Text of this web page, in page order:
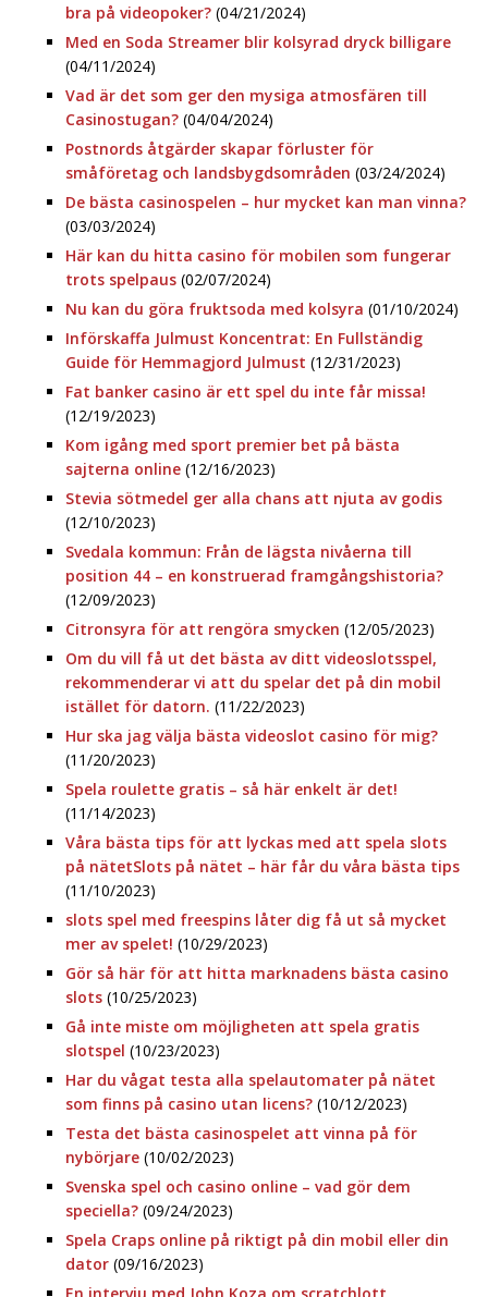
bra på videopoker? (04/21/2024)
Med en Soda Streamer blir kolsyrad dryck billigare
(04/11/2024)
Vad är det som ger den mysiga atmosfären till
Casinostugan? (04/04/2024)
Postnords åtgärder skapar förluster för
småföretag och landsbygdsområden (03/24/2024)
De bästa casinospelen – hur mycket kan man vinna?
(03/03/2024)
Här kan du hitta casino för mobilen som fungerar
trots spelpaus (02/07/2024)
Nu kan du göra fruktsoda med kolsyra (01/10/2024)
Införskaffa Julmust Koncentrat: En Fullständig
Guide för Hemmagjord Julmust (12/31/2023)
Fat banker casino är ett spel du inte får missa!
(12/19/2023)
Kom igång med sport premier bet på bästa
sajterna online (12/16/2023)
Stevia sötmedel ger alla chans att njuta av godis
(12/10/2023)
Svedala kommun: Från de lägsta nivåerna till
position 44 – en konstruerad framgångshistoria?
(12/09/2023)
Citronsyra för att rengöra smycken (12/05/2023)
Om du vill få ut det bästa av ditt videoslotsspel,
rekommenderar vi att du spelar det på din mobil
istället för datorn. (11/22/2023)
Hur ska jag välja bästa videoslot casino för mig?
(11/20/2023)
Spela roulette gratis – så här enkelt är det!
(11/14/2023)
Våra bästa tips för att lyckas med att spela slots
på nätetSlots på nätet – här får du våra bästa tips
(11/10/2023)
slots spel med freespins låter dig få ut så mycket
mer av spelet! (10/29/2023)
Gör så här för att hitta marknadens bästa casino
slots (10/25/2023)
Gå inte miste om möjligheten att spela gratis
slotspel (10/23/2023)
Har du vågat testa alla spelautomater på nätet
som finns på casino utan licens? (10/12/2023)
Testa det bästa casinospelet att vinna på för
nybörjare (10/02/2023)
Svenska spel och casino online – vad gör dem
speciella? (09/24/2023)
Spela Craps online på riktigt på din mobil eller din
dator (09/16/2023)